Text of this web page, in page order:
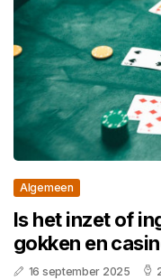
Algemeen
Is het inzet of
gokken en
16 september 2025